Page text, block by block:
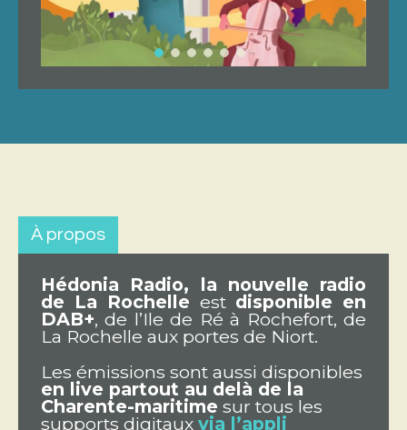
À propos
Hédonia Radio, la nouvelle radio
de La Rochelle est disponible en
DAB+, de l’Ile de Ré à Rochefort, de
La Rochelle aux portes de Niort.
Les émissions sont aussi disponibles
en live partout au delà de la
Charente-maritime sur tous les
supports digitaux via l’appli